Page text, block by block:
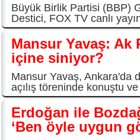
Büyük Birlik Partisi (BBP)
Destici, FOX TV canlı
Mansur Yavaş: Ak
içine siniyor?
Mansur Yavaş, Ankara'da
açılış töreninde konuştu
Erdoğan ile
‘Ben öyle uygun